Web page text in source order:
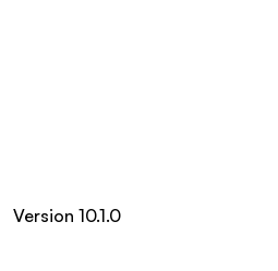
Version 10.1.0